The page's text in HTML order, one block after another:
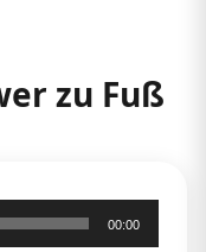
zu Fuß
00:00